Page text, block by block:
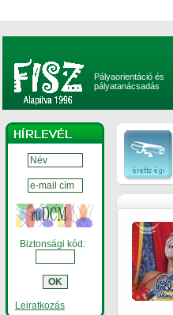
Pályaorientáció és
pályatanácsadás
Biztonsági kód:
Leiratkozás